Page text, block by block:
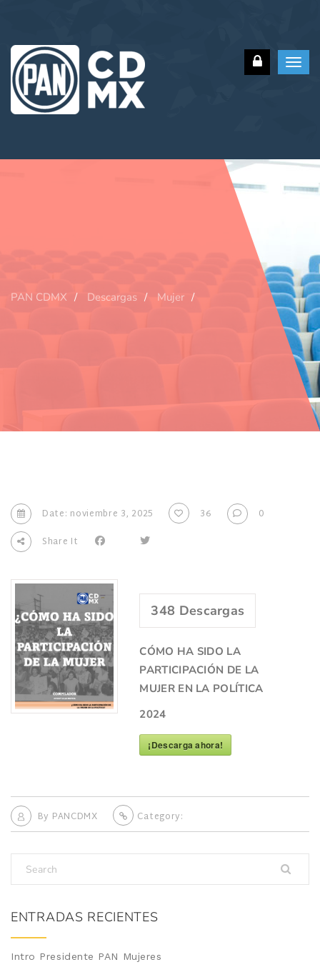
PAN CDMX Descargas Mujer
Date: noviembre 3, 2025 36
0
Share It
348 Descargas
CÓMO HA SIDO LA
PARTICIPACIÓN DE LA
MUJER EN LA POLÍTICA
2024
¡Descarga ahora!
By PANCDMX Category:
ENTRADAS RECIENTES
Intro Presidente PAN Mujeres